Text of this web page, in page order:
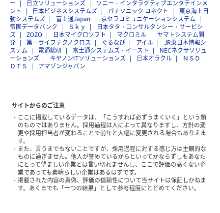
ー
日立ソリューションズ
ソニー・インタラクティブエンタテインメ
ント
日本ビジネスシステムズ パナソニック コネクト
東京海上日
動システムズ
富士通Japan
京セラコミュニケーションシステム
帝国データバンク
Ｓｋｙ
日本タタ・コンサルタンシー・サービシ
ズ
ZOZO 日本マイクロソフト マクロミル
ヤマトシステム開
発
第一ライフテクノクロス ぐるなび アイル
JR東日本情報シ
ステム
電通総研 富士通システムズ・イースト
NECネクサソリュ
ーションズ
キヤノンITソリューションズ 日本オラクル
ＮＳＤ
ＤＴＳ
アマゾンジャパン
サイトからのご注意
ここに掲載しているデータは、「こうすれば必ずうまくいく」という類
のものではありません。採用過程は人によって異なりますし、方針の変
更や採用担当者が変わることで前年と大幅に変更される場合もありえま
す。
また、言うまでもないことですが、採用過程に対する感じ方は主観的な
ものに過ぎません。他人が誉めているからといってかならずしもあなた
にとって望ましい企業とは言い切れませんし、ここで評価の高くない企
業であっても素晴らしい企業はあるはずです。
掲載された内容の真偽、評価の信頼性について当サイトは保証しかねま
す。あくまでも「一つの結果」として参考程度にとどめてください。